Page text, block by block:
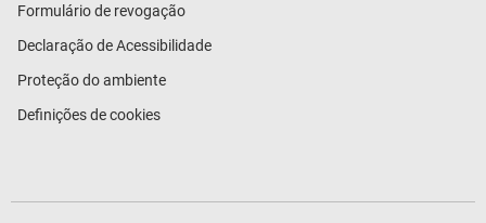
Formulário de revogação
Declaração de Acessibilidade
Proteção do ambiente
Definições de cookies